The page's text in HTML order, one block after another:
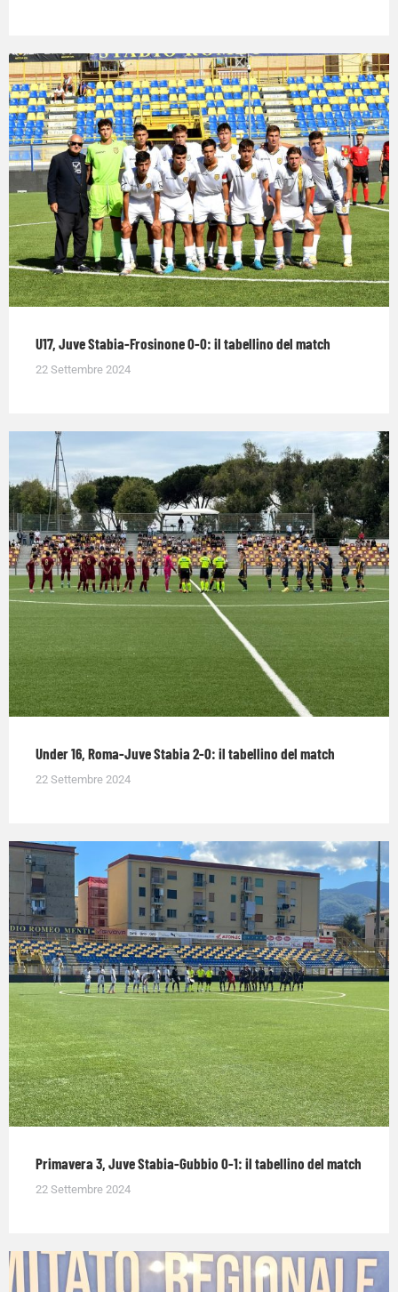
U17, Juve Stabia-Frosinone 0-0: il tabellino del match
22 Settembre 2024
Under 16, Roma-Juve Stabia 2-0: il tabellino del match
22 Settembre 2024
Primavera 3, Juve Stabia-Gubbio 0-1: il tabellino del match
22 Settembre 2024